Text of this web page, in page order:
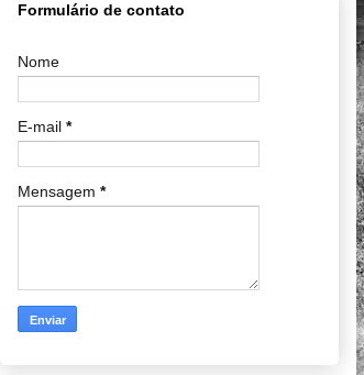
Formulário de contato
Nome
E-mail *
Mensagem *